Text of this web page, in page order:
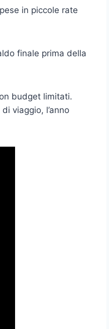
in piccole rate
finale prima della
budget limitati.
viaggio, l’anno